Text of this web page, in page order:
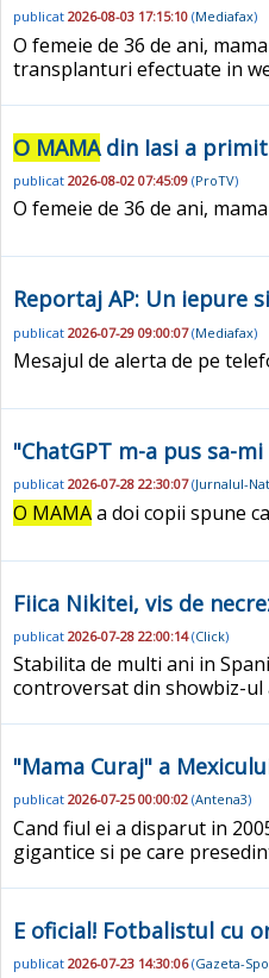
publicat 2026-08-03 17:15:10 (Mediafax)
O femeie de 36 de ani,
transplanturi efectuate in
O MAMAdin Iasi a primit
publicat 2026-08-02 07:45:09 (ProTV)
O femeie de 36 de ani,
Reportaj AP: Un iepure
publicat 2026-07-29 09:00:07(Mediafax)
Mesajul de alerta de pe
"ChatGPT m-a pus sa-
publicat 2026-07-28 22:30:07(Jurnalul-
O MAMAa doi copii spune
Fiica Nikitei, vis de
publicat 2026-07-28 22:00:14(Click)
Stabilita de multi ani in
controversat din showbiz-ul
"Mama Curaj" a
publicat 2026-07-25 00:00:02 (Antena3)
Cand fiul ei a disparut in
gigantice si pe care
E oficial! Fotbalistul cu
publicat 2026-07-23 14:30:06(Gazeta-